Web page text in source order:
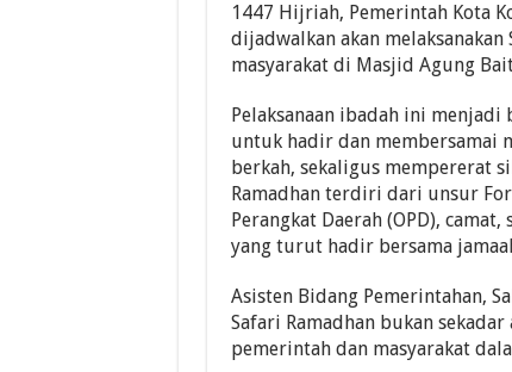
1447 Hijriah, Pemerintah Kota
dijadwalkan akan
masyarakat di Masjid Agung
Pelaksanaan ibadah ini
untuk hadir dan membersamai
berkah, sekaligus mempererat
Ramadhan terdiri dari unsur
Perangkat Daerah (OPD),
yang turut hadir bersama
Asisten Bidang Pemerintahan,
Safari Ramadhan bukan
pemerintah dan masyarakat